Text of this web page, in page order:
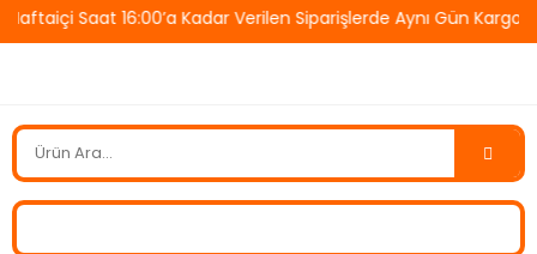
Saat 16:00’a Kadar Verilen Siparişlerde Aynı Gün Kargo!